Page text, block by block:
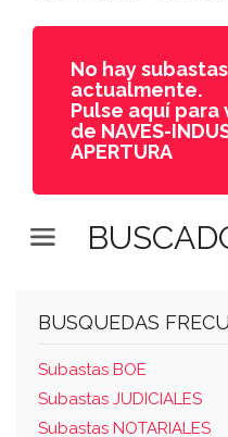
No hay
actualmente.
Pulse aquí
de NAVES-
APERTURA
BUSQUEDAS
Subastas BOE
Subastas JUDICIALES
Subastas NOTARIALES